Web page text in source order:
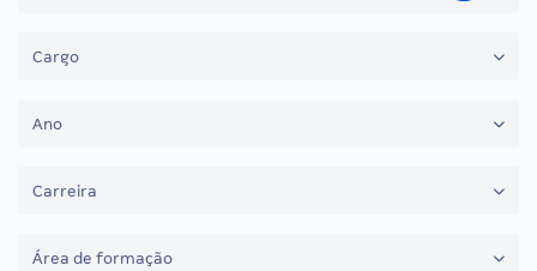
Cargo
Ano
Carreira
Área de formação